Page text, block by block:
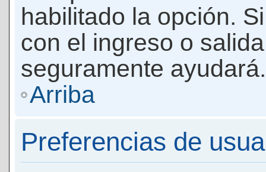
habilitado la opción.
con el ingreso o
seguramente ayudará.
Arriba
Preferencias de